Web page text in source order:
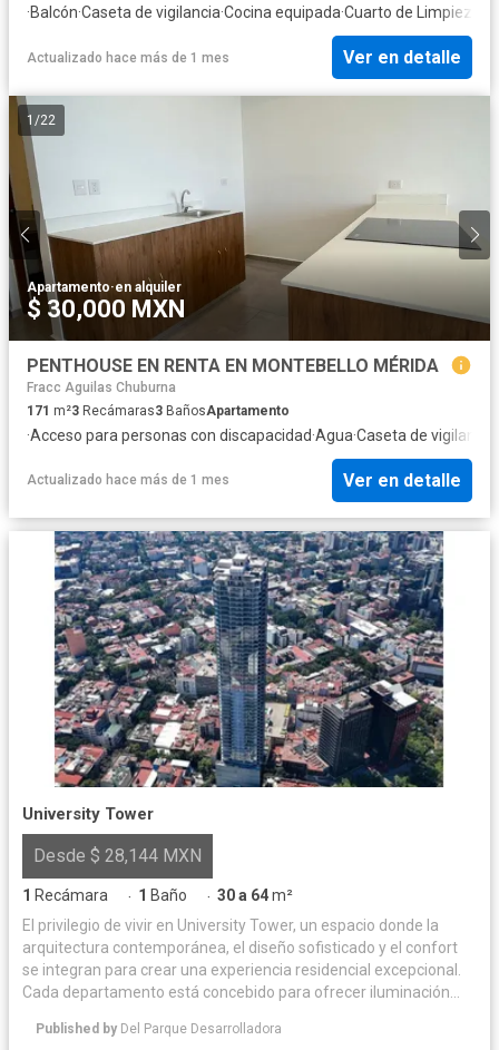
·Balcón·Caseta de vigilancia·Cocina equipada·Cuarto de Limpieza
Actualizado hace más de 1 mes Ver en detalle
1 /22
Apartamento·en alquiler
$ 30,000 MXN
PENTHOUSE EN RENTA EN MONTEBELLO MÉRIDA
Fracc Aguilas Chuburna
171 m²3 Recámaras3 BañosApartamento
·Acceso para personas con discapacidad·Agua·Caseta de vigilancia
Actualizado hace más de 1 mes Ver en detalle
University Tower
Desde $ 28,144 MXN
1 Recámara · 1 Baño · 30 a 64m²
El privilegio de vivir en University Tower, un espacio donde la
arquitectura contemporánea, el diseño sofisticado y el confort
se integran para crear una experiencia residencial excepcional.
Cada departamento está concebido para ofrecer iluminación
perfecto entre elegancia y funcionalidad. Las amenidades han
Published by Del Parque Desarrolladora